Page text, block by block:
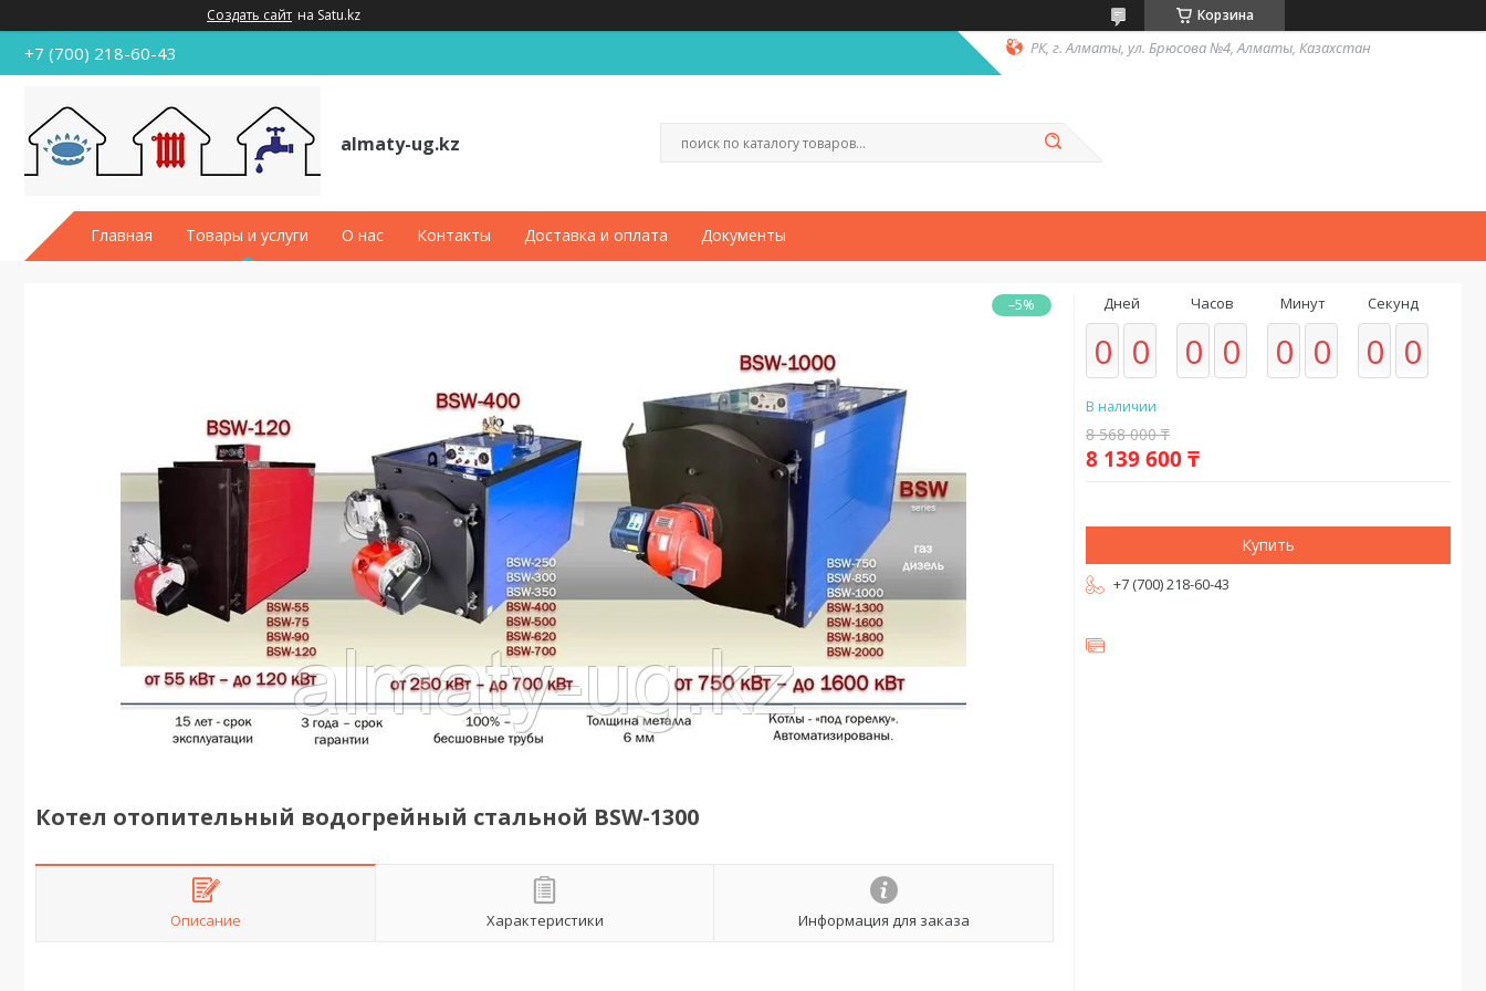
Создать сайт на Satu.kz Корзина
+7 (700) 218-60-43 РК, г. Алматы, ул. Брюсова №4, Алматы, Казахстан
almaty-ug.kz
Главная Товары и услуги О нас Контакты Доставка и оплата Документы
–5%
Котел отопительный водогрейный стальной BSW-1300
Описание Характеристики Информация для заказа
Дней
0 0
Часов
0 0
Минут
0 0
Секунд
0 0
В наличии
8 568 000 ₸
8 139 600 ₸
Купить
+7 (700) 218-60-43